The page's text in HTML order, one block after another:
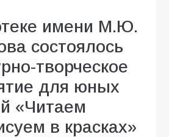
имени М.Ю.
состоялось
творческое
для юных
«Читаем
в красках»